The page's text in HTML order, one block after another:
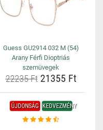
Guess GU2914 032 M (54)
Arany Férfi Dioptriás
szemüvegek
22235 Ft21355 Ft
ÚJDONSÁG KEDVEZMÉNY